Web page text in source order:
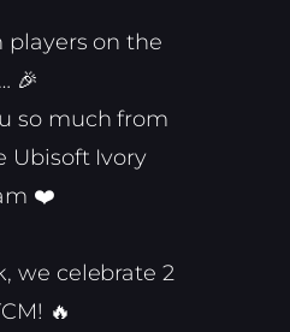
players on the
🎉
so much from
Ubisoft Ivory
❤️
we celebrate 2
🔥